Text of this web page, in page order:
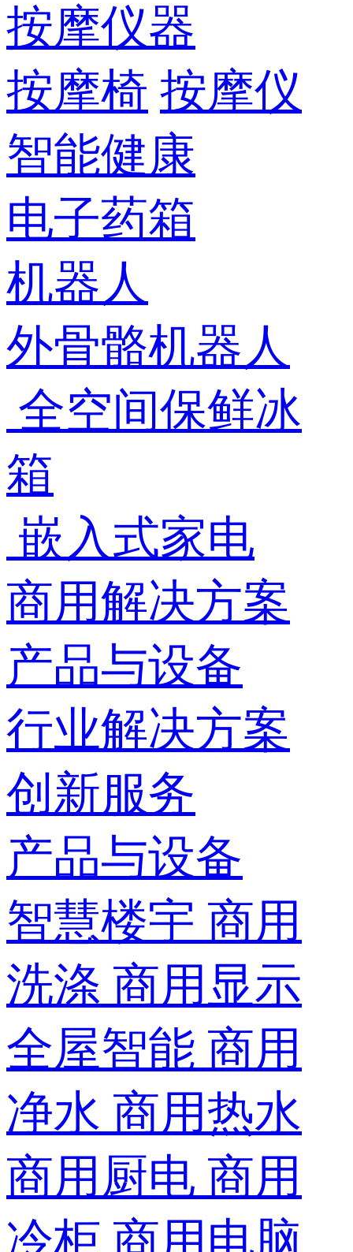
按摩仪器
按摩椅 按摩仪
智能健康
电子药箱
机器人
外骨骼机器人
全空间保鲜冰
箱
嵌入式家电
商用解决方案
产品与设备
行业解决方案
创新服务
产品与设备
智慧楼宇 商用
洗涤 商用显示
全屋智能 商用
净水 商用热水
商用厨电 商用
冷柜 商用电脑